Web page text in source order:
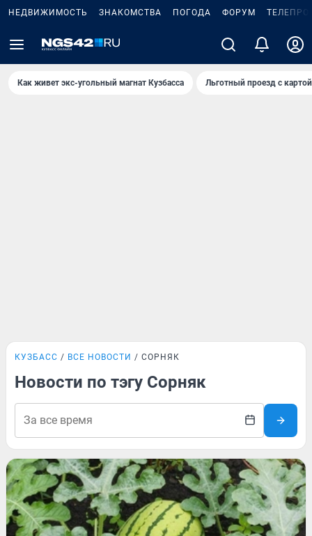
НЕДВИЖИМОСТЬ ЗНАКОМСТВА ПОГОДА ФОРУМ
Как живет экс-угольный магнат Кузбасса Льготный проезд с
КУЗБАСС ВСЕ НОВОСТИ СОРНЯК
Новости по тэгу Сорняк